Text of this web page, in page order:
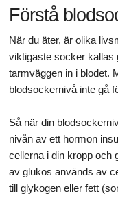
Förstå
När du äter, är olika
viktigaste socker kallas
tarmväggen in i blodet.
blodsockernivå inte gå
Så när din
nivån av ett hormon
cellerna i din kropp och
av glukos används av
till glykogen eller fett